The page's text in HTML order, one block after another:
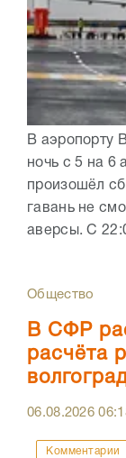
В аэропорту
ночь с 5 на 6
произошёл
гавань не
аверсы. С
Общество
В СФР
расчёта
06.08.2026
Комментарии